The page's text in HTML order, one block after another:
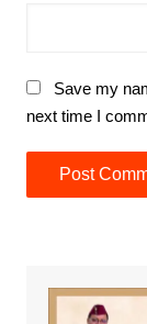
Save my
next time I